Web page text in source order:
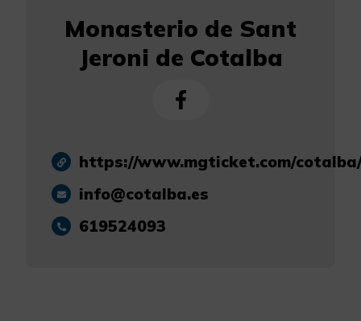
Monasterio de Sant
Jeroni de Cotalba
https://www.mgticket.com/
info@cotalba.es
619524093